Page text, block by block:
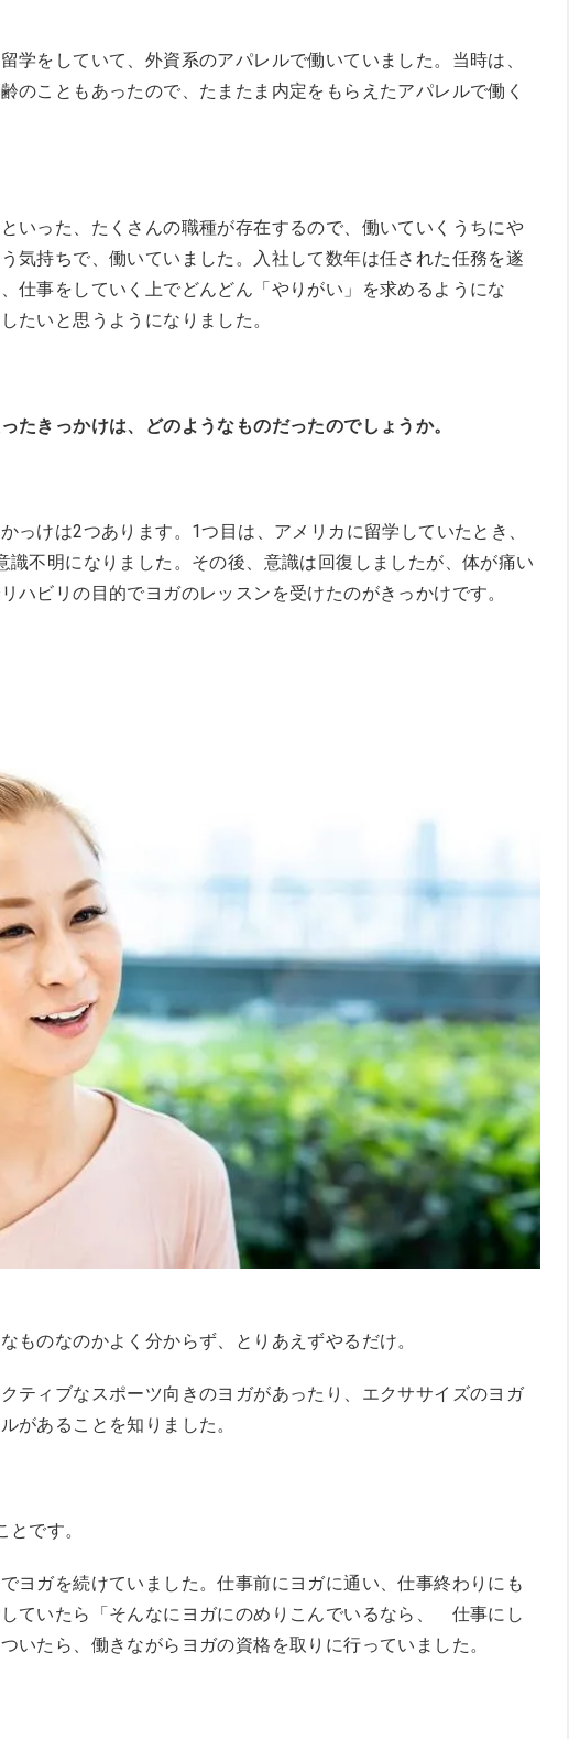
学をしていて、外資系のアパレルで働いていました。当時は、
のこともあったので、たまたま内定をもらえたアパレルで働く
いった、たくさんの職種が存在するので、働いていくうちにや
気持ちで、働いていました。入社して数年は任された任務を遂
仕事をしていく上でどんどん「やりがい」を求めるようにな
たいと思うようになりました。
たきっかけは、どのようなものだったのでしょうか。
っけは2つあります。1つ目は、アメリカに留学していたとき、
識不明になりました。その後、意識は回復しましたが、体が痛い
ハビリの目的でヨガのレッスンを受けたのがきっかけです。
なものなのかよく分からず、とりあえずやるだけ。
ティブなスポーツ向きのヨガがあったり、エクササイズのヨガ
があることを知りました。
です。
ヨガを続けていました。仕事前にヨガに通い、仕事終わりにも
ていたら「そんなにヨガにのめりこんでいるなら、 仕事にし
いたら、働きながらヨガの資格を取りに行っていました。